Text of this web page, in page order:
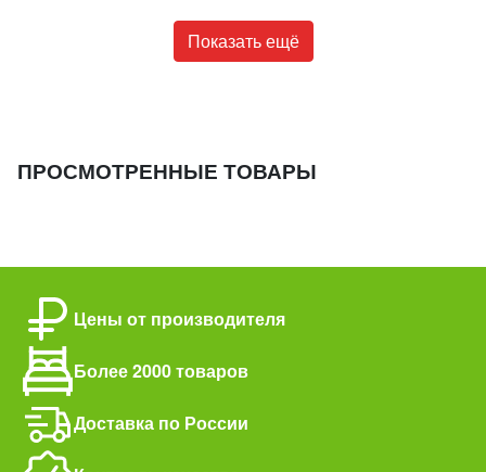
Показать ещё
ПРОСМОТРЕННЫЕ ТОВАРЫ
Цены от производителя
Более 2000 товаров
Доставка по России